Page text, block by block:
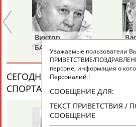
ТАБЛО АКТИВНОСТИ
ЦЕЛИ ПРОЕКТА
Вопросы сотрудничества и совместной
Адресов в новостной рассылке: 996
Виктор
БАЖЕНОВ
СЕГОДНЯ ДЕНЬ ПАМЯТИ У
СПОРТА (4 ПЕРСОНАЛИЙ)
Уважаемые пользователи
ПРИВЕТСТВИЕ/
персоне, информация о
Персоналий !
СООБЩЕНИЕ ДЛЯ:
ТЕКСТ ПРИВЕТСТВИЯ /
СООБЩЕНИЕ